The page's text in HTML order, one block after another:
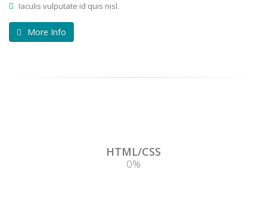
Iaculis vulputate id quis nisl.
More Info
HTML/CSS
0%